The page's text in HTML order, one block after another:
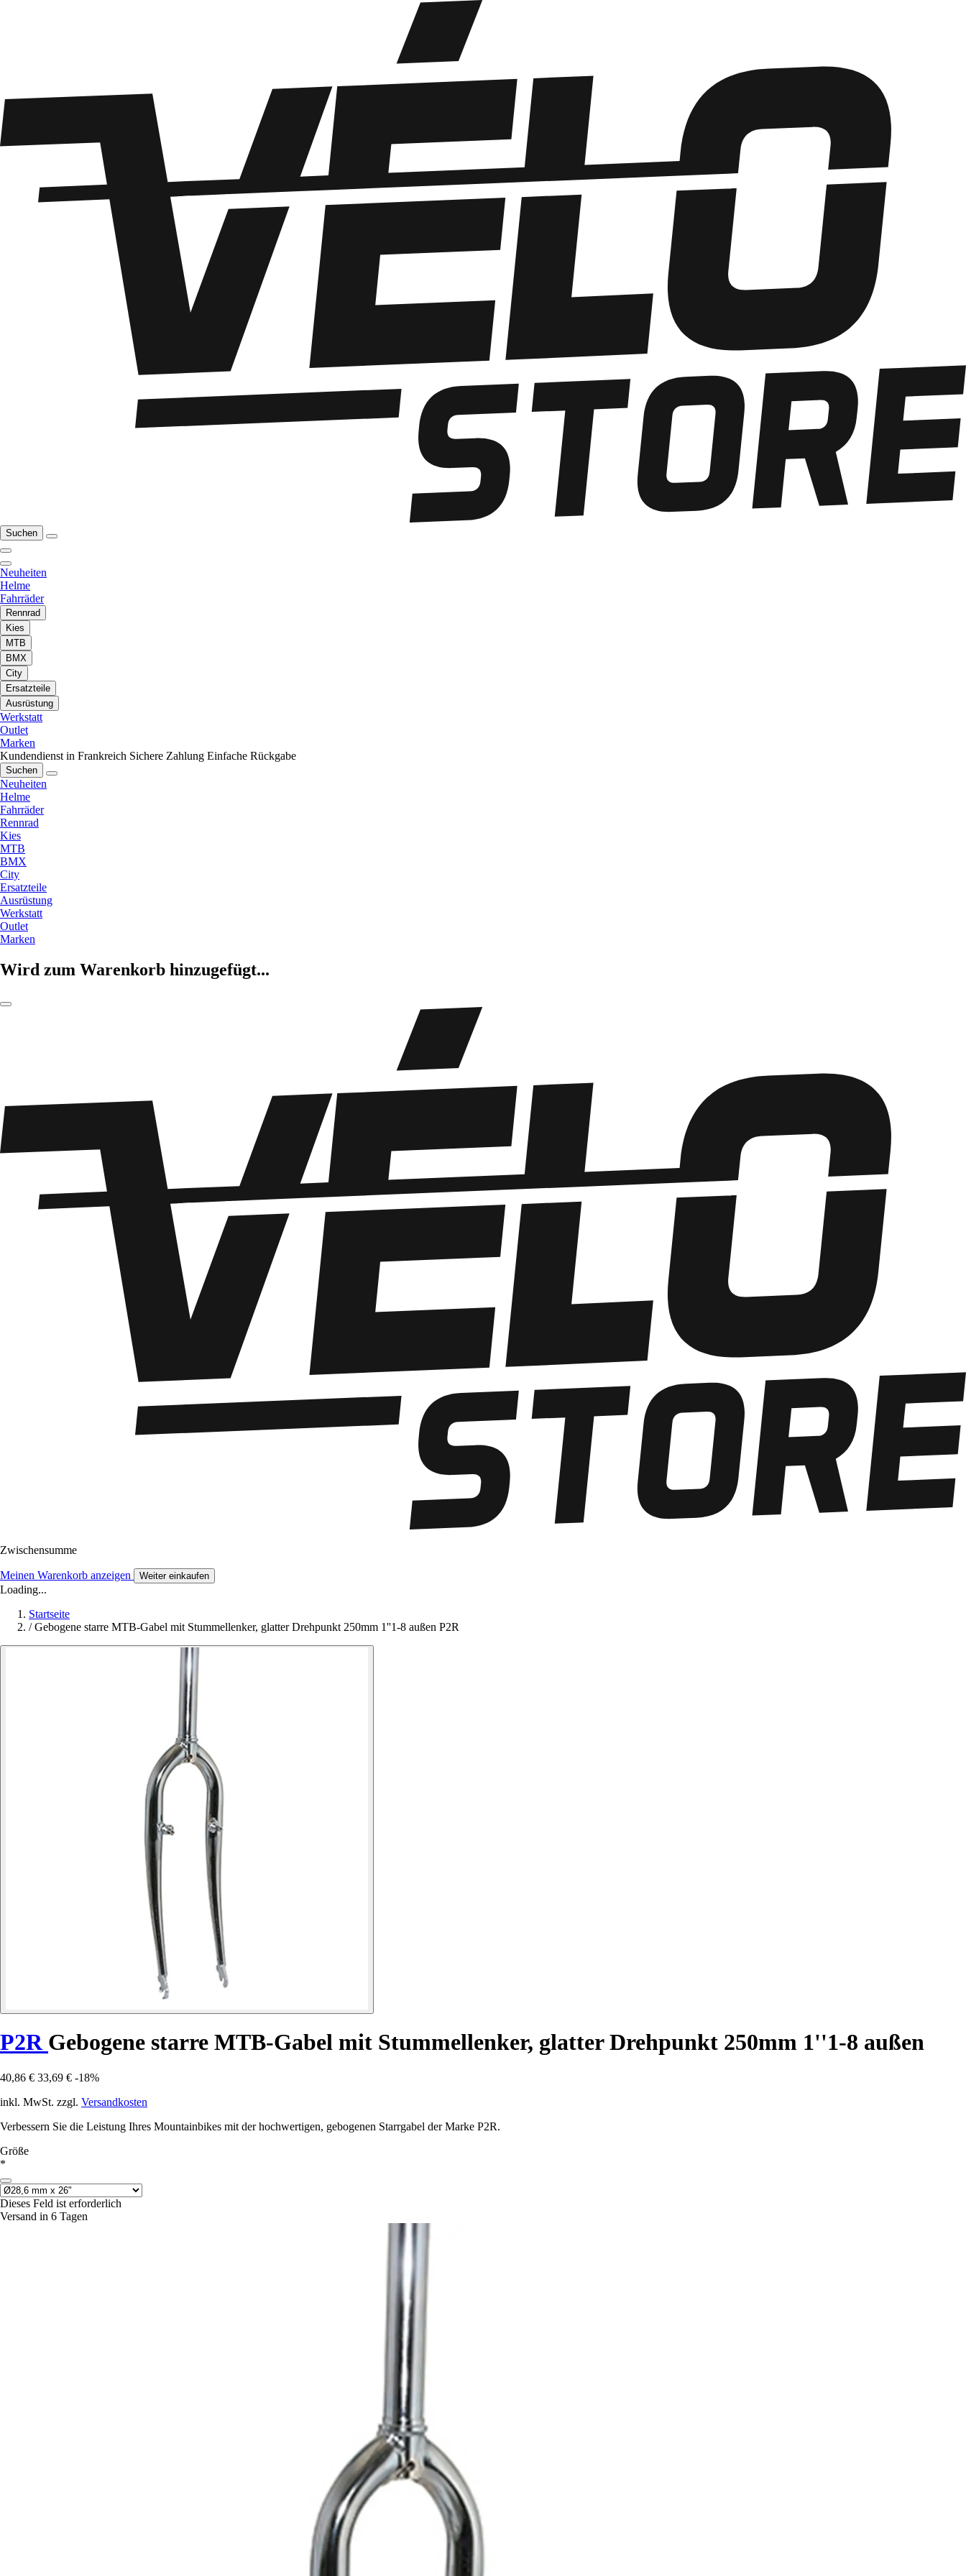
Suchen
Neuheiten
Helme
Fahrräder
Rennrad
Kies
MTB
BMX
City
Ersatzteile
Ausrüstung
Werkstatt
Outlet
Marken
Kundendienst in Frankreich Sichere Zahlung Einfache Rückgabe
Suchen
Neuheiten
Helme
Fahrräder
Rennrad
Kies
MTB
BMX
City
Ersatzteile
Ausrüstung
Werkstatt
Outlet
Marken
Wird zum Warenkorb hinzugefügt...
Zwischensumme
Meinen Warenkorb anzeigen Weiter einkaufen
Loading...
Startseite
/ Gebogene starre MTB-Gabel mit Stummellenker, glatter Drehpunkt 250mm 1''1-8 außen P2R
P2R Gebogene starre MTB-Gabel mit Stummellenker, glatter Drehpunkt 250mm 1''1-8 außen
40,86 € 33,69 € -18%
inkl. MwSt. zzgl. Versandkosten
Verbessern Sie die Leistung Ihres Mountainbikes mit der hochwertigen, gebogenen Starrgabel der Marke P2R.
Größe
*
Dieses Feld ist erforderlich
Versand in 6 Tagen